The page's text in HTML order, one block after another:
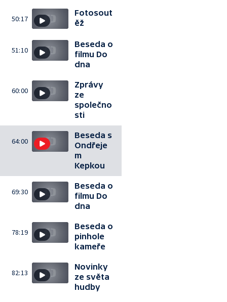
50:17
Fotosout
ěž
51:10
Beseda o
filmu Do
dna
60:00
Zprávy
ze
společno
sti
64:00
Beseda s
Ondřeje
m
Kepkou
69:30
Beseda o
filmu Do
dna
78:19
Beseda o
pinhole
kameře
82:13
Novinky
ze světa
hudby